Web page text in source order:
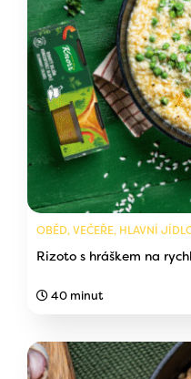
OBĚD, VEČEŘE, HLAVNÍ
Rizoto s hráškem na
40 minut